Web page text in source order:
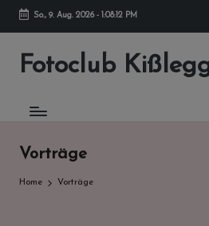
Skip
content
So., 9. Aug. 2026- 1:08:13 PM
Fotoclub
Vorträge
Home Vorträge